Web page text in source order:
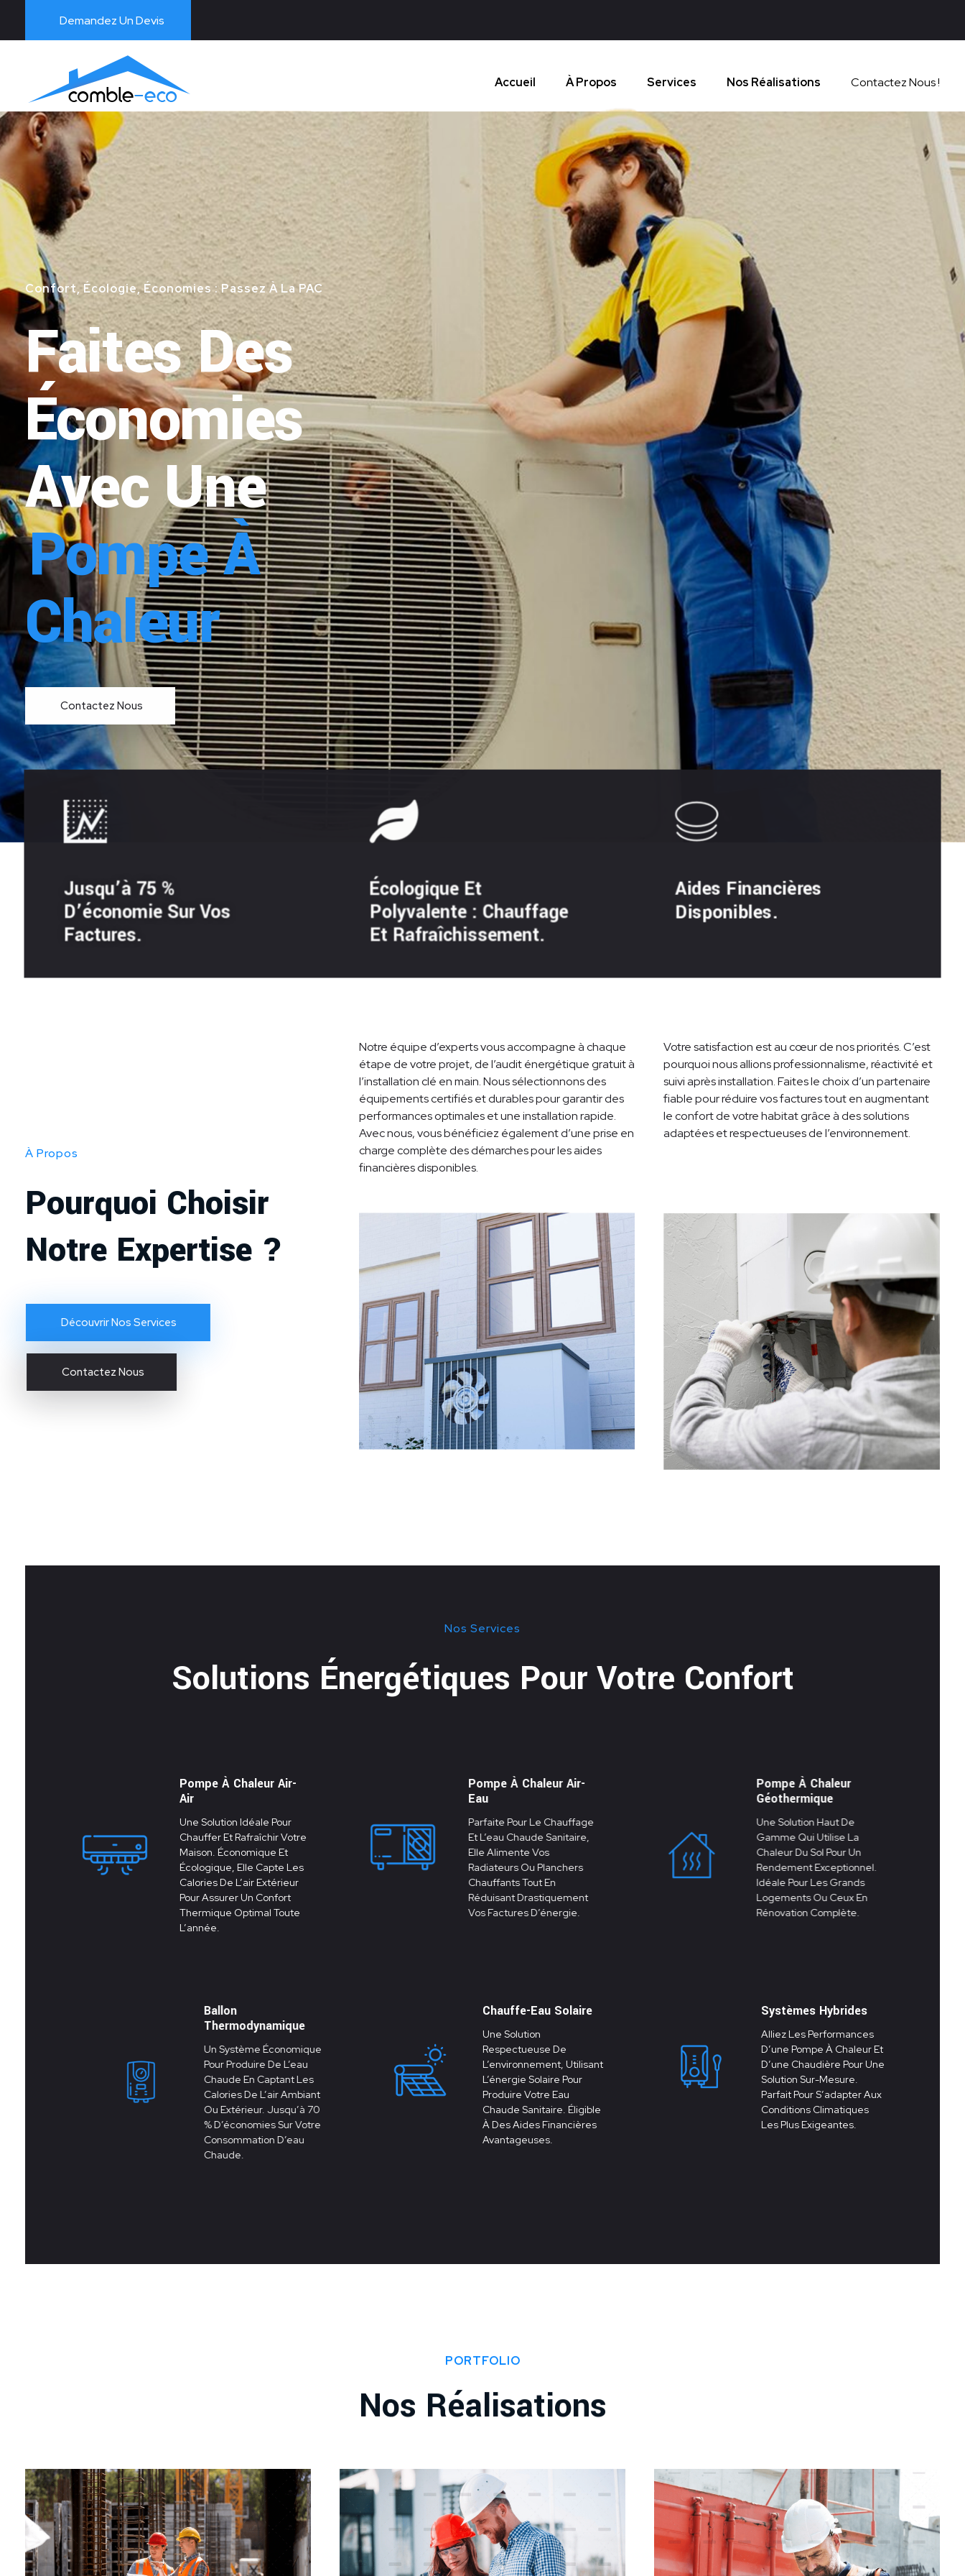
Demandez Un Devis
PAC
Accueil À Propos Services Nos Réalisations Contactez Nous !
Confort, Écologie, Économies : Passez À La PAC
Faites Des
Économies
Avec Une
Pompe À
Chaleur
Contactez Nous
Jusqu’à 75 %
D’économie Sur Vos
Factures.
Écologique Et
Polyvalente : Chauffage
Et Rafraîchissement.
Aides Financières
Disponibles.
À Propos
Pourquoi Choisir
Notre Expertise ?
Découvrir Nos Services
Contactez Nous
Notre équipe d’experts vous accompagne à chaque
étape de votre projet, de l’audit énergétique gratuit à
l’installation clé en main. Nous sélectionnons des
équipements certifiés et durables pour garantir des
performances optimales et une installation rapide.
Avec nous, vous bénéficiez également d’une prise en
charge complète des démarches pour les aides
financières disponibles.
Votre satisfaction est au cœur de nos priorités. C’est
pourquoi nous allions professionnalisme, réactivité et
suivi après installation. Faites le choix d’un partenaire
fiable pour réduire vos factures tout en augmentant
le confort de votre habitat grâce à des solutions
adaptées et respectueuses de l’environnement.
Nos Services
Solutions Énergétiques Pour Votre Confort
Pompe À Chaleur Air-
Air
Une Solution Idéale Pour
Chauffer Et Rafraîchir Votre
Maison. Économique Et
Écologique, Elle Capte Les
Calories De L’air Extérieur
Pour Assurer Un Confort
Thermique Optimal Toute
L’année.
Pompe À Chaleur Air-
Eau
Parfaite Pour Le Chauffage
Et L’eau Chaude Sanitaire,
Elle Alimente Vos
Radiateurs Ou Planchers
Chauffants Tout En
Réduisant Drastiquement
Vos Factures D’énergie.
Pompe À Chaleur
Géothermique
Une Solution Haut De
Gamme Qui Utilise La
Chaleur Du Sol Pour Un
Rendement Exceptionnel.
Idéale Pour Les Grands
Logements Ou Ceux En
Rénovation Complète.
Ballon
Thermodynamique
Un Système Économique
Pour Produire De L’eau
Chaude En Captant Les
Calories De L’air Ambiant
Ou Extérieur. Jusqu’à 70
% D’économies Sur Votre
Consommation D’eau
Chaude.
Chauffe-Eau Solaire
Une Solution
Respectueuse De
L’environnement, Utilisant
L’énergie Solaire Pour
Produire Votre Eau
Chaude Sanitaire. Éligible
À Des Aides Financières
Avantageuses.
Systèmes Hybrides
Alliez Les Performances
D’une Pompe À Chaleur Et
D’une Chaudière Pour Une
Solution Sur-Mesure.
Parfait Pour S’adapter Aux
Conditions Climatiques
Les Plus Exigeantes.
PORTFOLIO
Nos Réalisations
Construction Interior Architucture Construction